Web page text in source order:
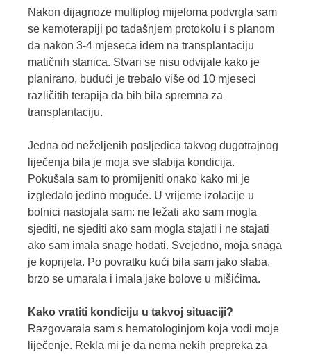
Nakon dijagnoze multiplog mijeloma podvrgla sam
se kemoterapiji po tadašnjem protokolu i s planom
da nakon 3-4 mjeseca idem na transplantaciju
matičnih stanica. Stvari se nisu odvijale kako je
planirano, budući je trebalo više od 10 mjeseci
različitih terapija da bih bila spremna za
transplantaciju.
Jedna od neželjenih posljedica takvog dugotrajnog
liječenja bila je moja sve slabija kondicija.
Pokušala sam to promijeniti onako kako mi je
izgledalo jedino moguće. U vrijeme izolacije u
bolnici nastojala sam: ne ležati ako sam mogla
sjediti, ne sjediti ako sam mogla stajati i ne stajati
ako sam imala snage hodati. Svejedno, moja snaga
je kopnjela. Po povratku kući bila sam jako slaba,
brzo se umarala i imala jake bolove u mišićima.
Kako vratiti kondiciju u takvoj situaciji?
Razgovarala sam s hematologinjom koja vodi moje
liječenje. Rekla mi je da nema nekih prepreka za